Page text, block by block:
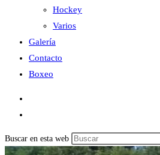
Hockey
Varios
Galería
Contacto
Boxeo
Buscar en esta web